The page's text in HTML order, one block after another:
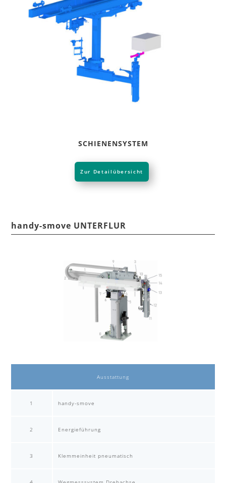
SCHIENENSYSTEM
Zur Detailübersicht
handy-smove UNTERFLUR
Ausstattung
1 handy-smove
2 Energieführung
3 Klemmeinheit pneumatisch